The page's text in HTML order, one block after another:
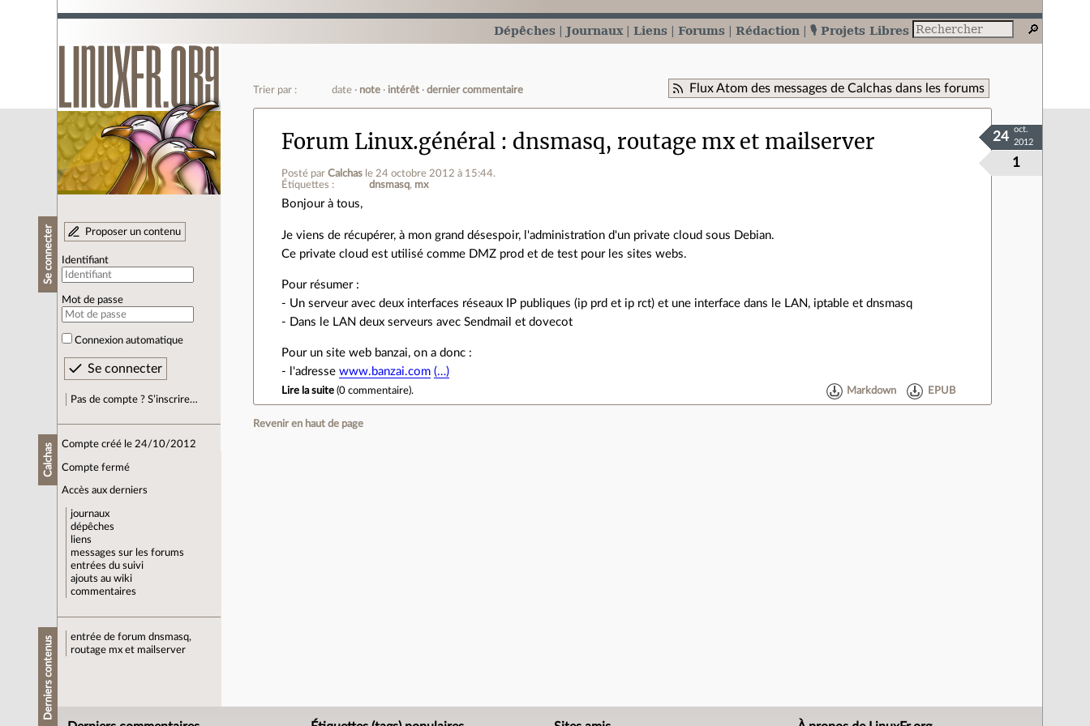
Dépêches Journaux Liens Forums Rédaction 🎙️ Projets Libres
Se connecter Proposer un contenu
Identifiant
Mot de passe
Connexion automatique
Pas de compte ? S’inscrire…
Calchas Compte créé le 24/10/2012
Compte fermé
Accès aux derniers
journaux
dépêches
liens
messages sur les forums
entrées du suivi
ajouts au wiki
commentaires
Derniers contenus entrée de forum dnsmasq,
routage mx et mailserver
Flux Atom des messages de Calchas dans les forums
Trier par : date note intérêt dernier commentaire
Forum Linux.général dnsmasq, routage mx et mailserver
Posté parCalchas le 24 octobre 2012 à 15:44.
Étiquettes :
dnsmasq mx
1
24
oct.
2012
Bonjour à tous,
Je viens de récupérer, à mon grand désespoir, l'administration d'un private cloud sous Debian.
Ce private cloud est utilisé comme DMZ prod et de test pour les sites webs.
Pour résumer :
- Un serveur avec deux interfaces réseaux IP publiques (ip prd et ip rct) et une interface dans le LAN, iptable et dnsmasq
- Dans le LAN deux serveurs avec Sendmail et dovecot
Pour un site web banzai, on a donc :
- l'adressewww.banzai.com (…)
Lire la suite (0 commentaire). Markdown EPUB
Revenir en haut de page